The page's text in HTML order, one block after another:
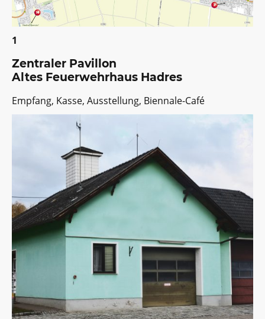
1
Zentraler Pavillon
Altes Feuerwehrhaus Hadres
Empfang, Kasse, Ausstellung, Biennale-Café